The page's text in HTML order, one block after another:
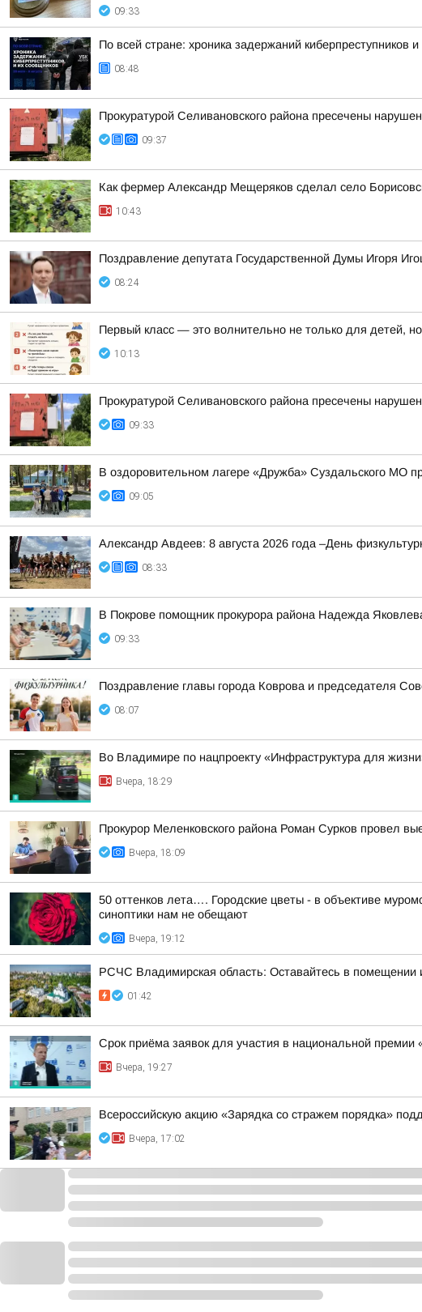
09:33
По всей стране: хроника задержаний киберпреступников
08:48
Прокуратурой Селивановского района пресечены
09:37
Как фермер Александр Мещеряков сделал село
10:43
Поздравление депутата Государственной Думы Игоря
08:24
Первый класс — это волнительно не только для детей,
10:13
Прокуратурой Селивановского района пресечены
09:33
В оздоровительном лагере «Дружба» Суздальского МО
09:05
Александр Авдеев: 8 августа 2026 года –День
08:33
В Покрове помощник прокурора района Надежда
09:33
Поздравление главы города Коврова и председателя
08:07
Во Владимире по нацпроекту «Инфраструктура для
Вчера, 18:29
Прокурор Меленковского района Роман Сурков провел
Вчера, 18:09
50 оттенков лета…. Городские цветы - в объективе
синоптики нам не обещают
Вчера, 19:12
РСЧС Владимирская область: Оставайтесь в помещении
01:42
Срок приёма заявок для участия в национальной премии
Вчера, 19:27
Всероссийскую акцию «Зарядка со стражем порядка»
Вчера, 17:02